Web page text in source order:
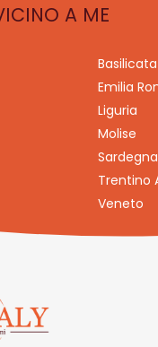
A ME
Basilicata
Emilia
Liguria
Molise
Sardegna
Trentino
Veneto